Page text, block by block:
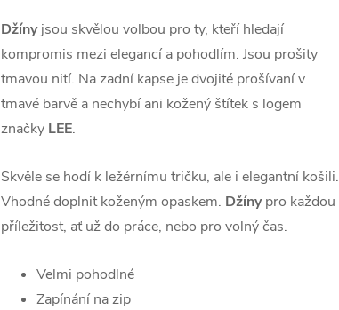
Džíny jsou skvělou volbou pro ty, kteří hledají
kompromis mezi elegancí a pohodlím. Jsou prošity
tmavou nití. Na zadní kapse je dvojité prošívaní v
tmavé barvě a nechybí ani kožený štítek s logem
značky LEE.
Skvěle se hodí k ležérnímu tričku, ale i elegantní košili.
Vhodné doplnit koženým opaskem. Džíny pro každou
příležitost, ať už do práce, nebo pro volný čas.
Velmi pohodlné
Zapínání na zip